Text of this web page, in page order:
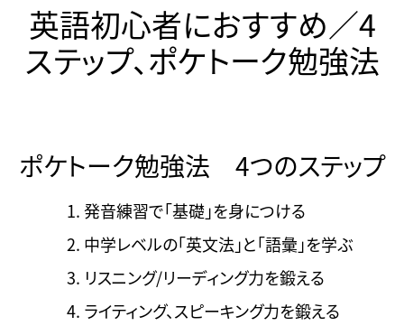
英語初心者におすすめ／4
ステップ、ポケトーク勉強法
ポケトーク勉強法 4つのステップ
発音練習で「基礎」を身につける
中学レベルの「英文法」と「語彙」を学ぶ
リスニング/リーディング力を鍛える
ライティング、スピーキング力を鍛える